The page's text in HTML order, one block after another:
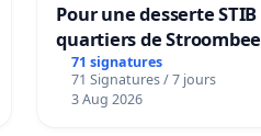
Pour une desserte STIB
quartiers de
Beauval - Voor een
bediening van de wijken
Strombeek en Het Voor
71 signatures
71 Signatures / 7 jours
3 Aug 2026